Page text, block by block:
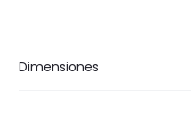
Dimensiones